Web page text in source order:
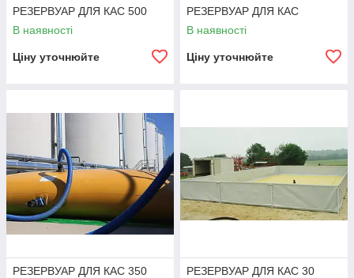
РЕЗЕРВУАР ДЛЯ КАС 500
В наявності
Ціну уточнюйте
РЕЗЕРВУАР ДЛЯ КАС
В наявності
Ціну уточнюйте
РЕЗЕРВУАР ДЛЯ КАС 350
РЕЗЕРВУАР ДЛЯ КАС 30